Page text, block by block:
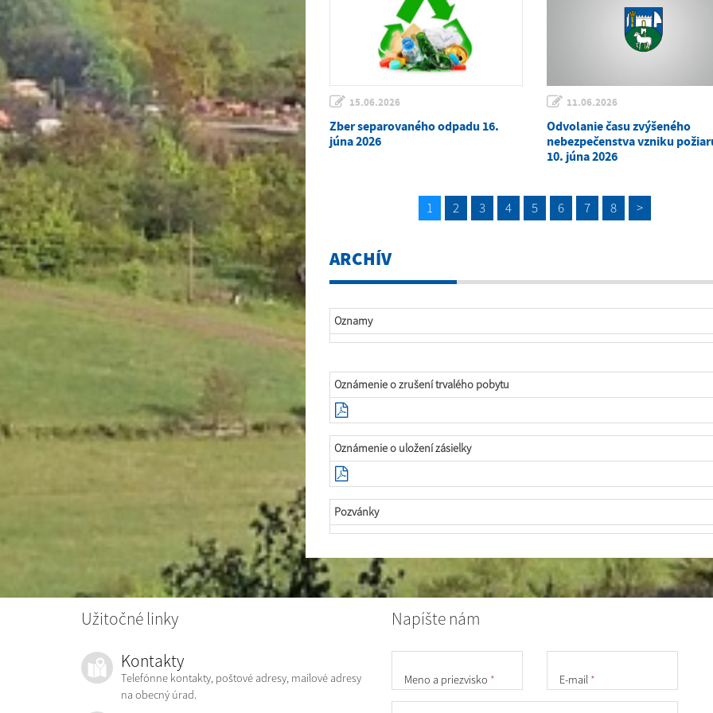
15.06.2026
Zber separovaného odpadu 16.
júna 2026
11.06.2026
Odvolanie času zvýšeného
nebezpečenstva vzniku
10. júna 2026
1 2 3 4 5 6 7 8 >
ARCHÍV
Oznamy
Oznámenie o zrušení trvalého pobytu
Oznámenie o uložení zásielky
Pozvánky
Napíšte nám
Meno a priezvisko * E-mail *
Užitočné linky
Kontakty
Telefónne kontakty, poštové adresy, mailové adresy
na obecný úrad.